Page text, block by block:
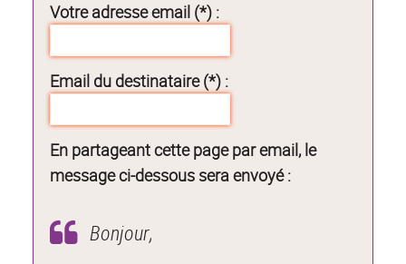
Votre adresse email (*) :
Email du destinataire (*) :
En partageant cette page par email, le
message ci-dessous sera envoyé :
Bonjour,